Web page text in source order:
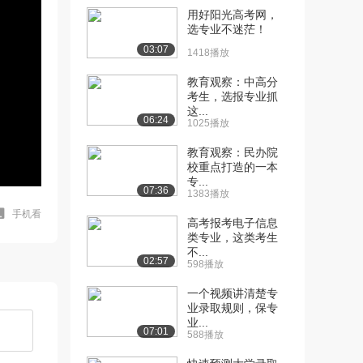
手机看
03:07
用好阳光高考网，
选专业不迷茫！
1418播放
06:24
教育观察：中高分
考生，选报专业抓
这...
1025播放
07:36
教育观察：民办院
校重点打造的一本
专...
1383播放
02:57
高考报考电子信息
类专业，这类考生
不...
598播放
07:01
一个视频讲清楚专
业录取规则，保专
业...
588播放